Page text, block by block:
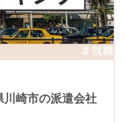
川崎市の派遣会社